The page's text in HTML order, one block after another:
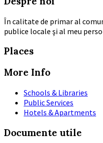
În calitate de primar al
publice locale şi al meu
Places
More Info
Schools & Libraries
Public Services
Hotels & Apartments
Documente utile